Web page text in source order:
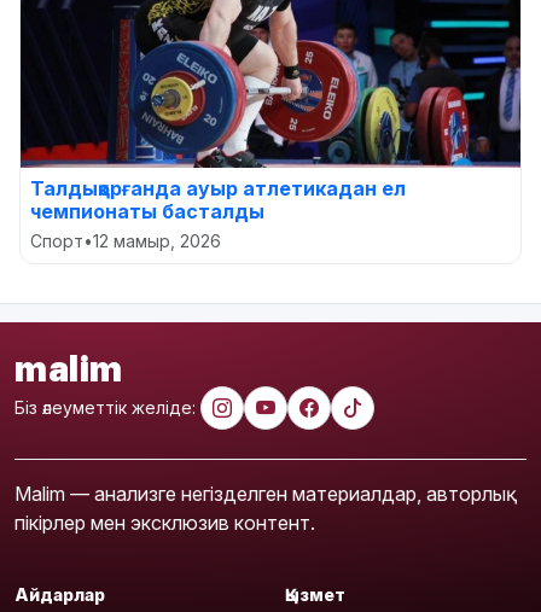
Талдықорғанда ауыр атлетикадан ел
чемпионаты басталды
Спорт•12 мамыр, 2026
malim
Біз әлеуметтік желіде:
Malim — анализге негізделген материалдар, авторлық
пікірлер мен эксклюзив контент.
Айдарлар Қызмет